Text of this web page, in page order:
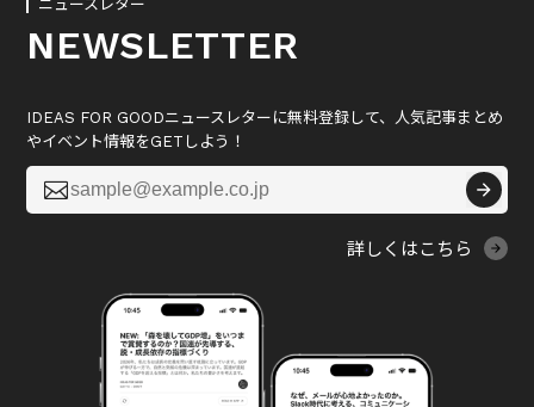
ニュースレター
NEWSLETTER
IDEAS FOR GOODニュースレターに無料登録して、人気記事まとめ
やイベント情報をGETしよう！

詳しくはこちら